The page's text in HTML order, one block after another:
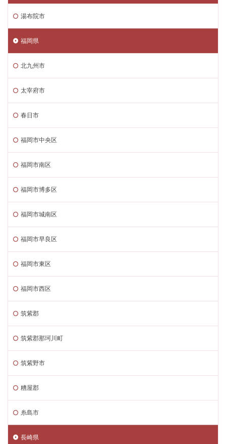
湯布院市
福岡県
北九州市
太宰府市
春日市
福岡市中央区
福岡市南区
福岡市博多区
福岡市城南区
福岡市早良区
福岡市東区
福岡市西区
筑紫郡
筑紫郡那珂川町
筑紫野市
糟屋郡
糸島市
長崎県